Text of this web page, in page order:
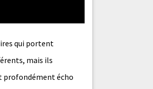
qui portent
mais ils
profondément écho